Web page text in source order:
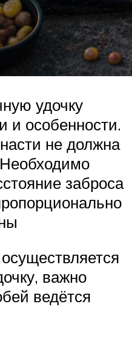
удочку
и особенности.
не должна
заброса
важно
ведётся